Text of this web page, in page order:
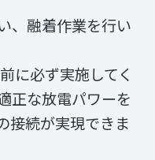
、融着作業を行い
に必ず実施してく
正な放電パワーを
接続が実現できま